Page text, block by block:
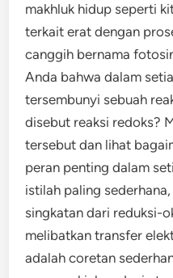
makhluk hidup seperti
terkait erat dengan
canggih bernama
Anda bahwa dalam
tersembunyi sebuah
disebut reaksi redoks?
tersebut dan lihat
peran penting dalam
istilah paling
singkatan dari reduksi-
melibatkan transfer
adalah coretan